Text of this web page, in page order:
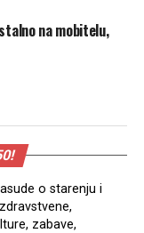
na mobitelu,
o starenju i
zabave,